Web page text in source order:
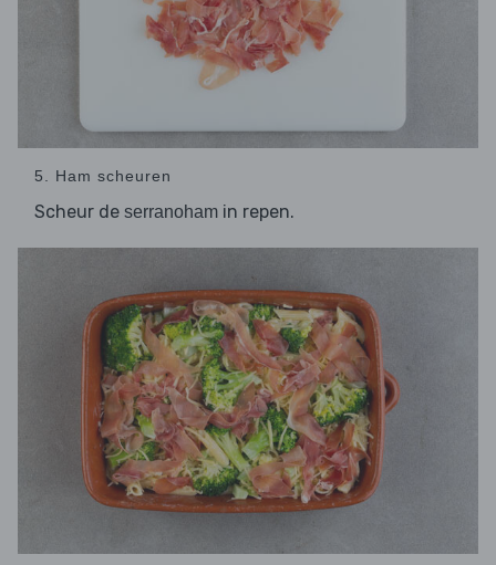
5. Ham scheuren
Scheur de serranoham in repen.